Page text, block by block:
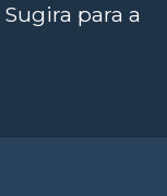
Sugira para a